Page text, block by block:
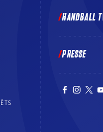
HANDBALL
PRESSE